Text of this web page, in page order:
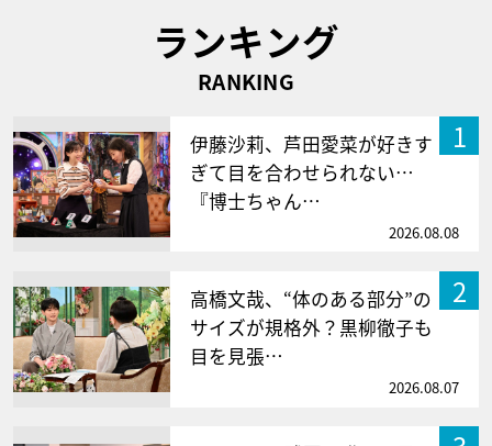
ランキング
RANKING
1
伊藤沙莉、芦田愛菜が好きす
ぎて目を合わせられない…
『博士ちゃん…
2026.08.08
2
高橋文哉、“体のある部分”の
サイズが規格外？黒柳徹子も
目を見張…
2026.08.07